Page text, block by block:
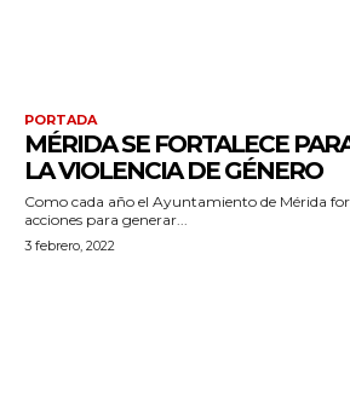
PORTADA
MÉRIDA SE FORTALECE
LA VIOLENCIA DE GÉNERO
Como cada año el Ayuntamiento de Mérida
acciones para generar...
3 febrero, 2022